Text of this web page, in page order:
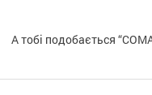
А тобі подобається